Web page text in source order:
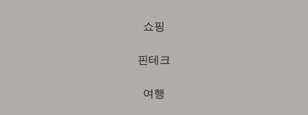
쇼핑
핀테크
여행